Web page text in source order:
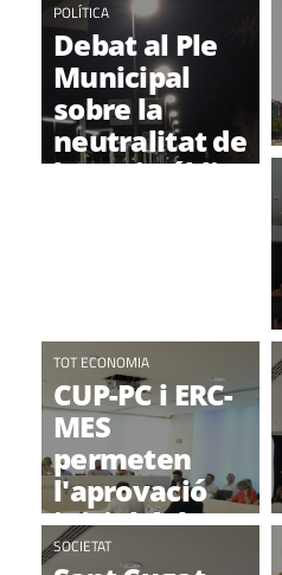
POLÍTICA
Debat al Ple
Municipal
sobre la
neutralitat de
l'espai públic,
TOT ECONOMIA
CUP-PC i ERC-
MES
permeten
l'aprovació
inicial del
Pressupost
SOCIETAT